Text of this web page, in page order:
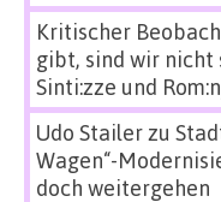
Kritischer
gibt, sind wir nicht
Sinti:zze und
Udo Stailerzu
Wagen“-
doch weitergehen